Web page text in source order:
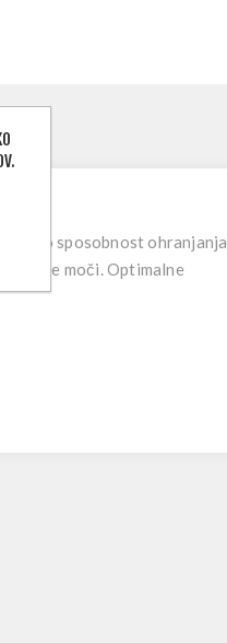
sposobnost ohranjanja
moči. Optimalne